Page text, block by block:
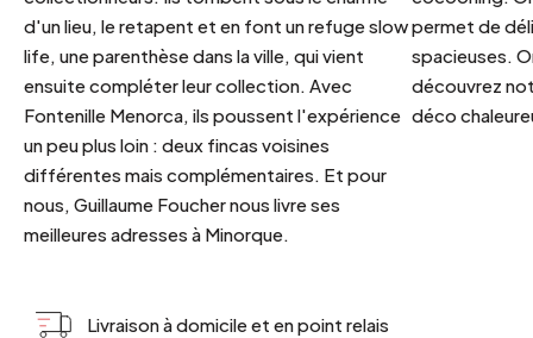
d'un lieu, le retapent et en font un refuge slow
life, une parenthèse dans la ville, qui vient
ensuite compléter leur collection. Avec
Fontenille Menorca, ils poussent l'expérience
un peu plus loin : deux fincas voisines
différentes mais complémentaires. Et pour
nous, Guillaume Foucher nous livre ses
meilleures adresses à Minorque.
permet de
spacieuses.
découvrez
déco
Livraison à domicile et en point relais